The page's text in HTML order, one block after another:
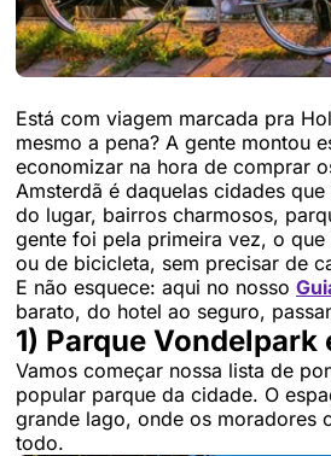
Está com viagem marcada pra
mesmo a pena? A gente montou
economizar na hora de comprar
Amsterdã é daquelas cidades
do lugar, bairros charmosos,
gente foi pela primeira vez, o
ou de bicicleta, sem precisar de
E não esquece: aqui no nosso
barato, do hotel ao seguro,
1) Parque Vondelpark
Vamos começar nossa lista de
popular parque da cidade. O
grande lago, onde os moradores
todo.